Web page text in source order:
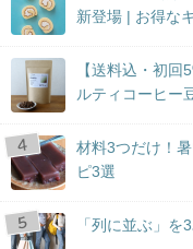
新登場 | お得な
【送料込・初
ルティコーヒー
材料3つだけ！
ピ3選
「列に並ぶ」を